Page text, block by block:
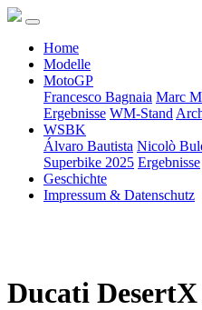
Home
Modelle
MotoGP
Francesco Bagnaia Marc
Ergebnisse WM-Stand
WSBK
Álvaro Bautista Nicolò
Superbike 2025 Ergebnisse
Geschichte
Impressum & Datenschutz
Ducati